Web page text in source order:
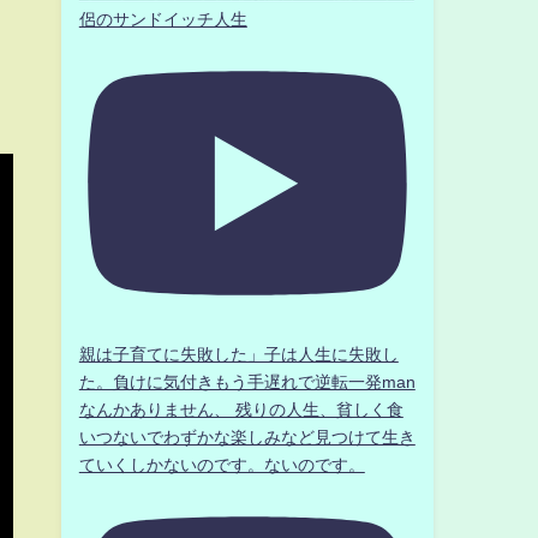
侶のサンドイッチ人生
親は子育てに失敗した」子は人生に失敗し
た。負けに気付きもう手遅れで逆転一発man
なんかありません、 残りの人生、貧しく食
いつないでわずかな楽しみなど見つけて生き
ていくしかないのです。ないのです。